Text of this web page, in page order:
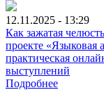
12.11.2025 - 13:29
Как зажатая
проекте «Языковая
практическая
выступлений
Подробнее